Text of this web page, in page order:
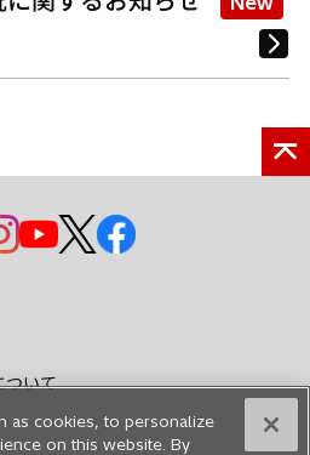
新
で
く
新
し
く
新
し
く
新
く
ついて
as cookies, to personalize
on this website. By